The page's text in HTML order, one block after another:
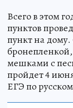
Всего в этом
пунктов
пункт на
мешками с
пройдет 4
ЕГЭ по